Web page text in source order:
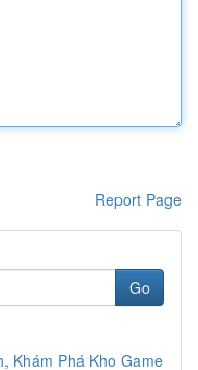
Report Page
Go
Khám Phá Kho Game